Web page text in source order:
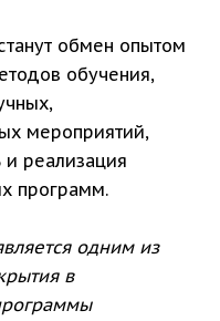
обмен опытом
обучения,
мероприятий,
и реализация
программ.
одним из
в